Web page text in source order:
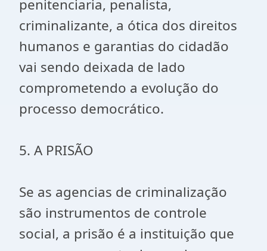
penitenciaria, penalista,
criminalizante, a ótica dos direitos
humanos e garantias do cidadão
vai sendo deixada de lado
comprometendo a evolução do
processo democrático.
5. A PRISÃO
Se as agencias de criminalização
são instrumentos de controle
social, a prisão é a instituição que